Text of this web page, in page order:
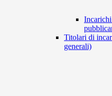
Titolari di
generali)